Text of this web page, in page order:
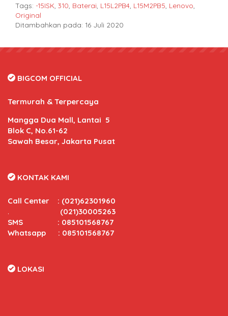
Tags: -15ISK 310 Baterai L15L2PB4 L15M2PB5 Lenovo
Original
Ditambahkan pada: 16 Juli 2020
BIGCOM OFFICIAL
Termurah & Terpercaya
Mangga Dua Mall, Lantai 5
Blok C, No.61-62
Sawah Besar, Jakarta Pusat
KONTAK KAMI
Call Center : (021)62301960
. (021)30005263
SMS : 085101568767
Whatsapp : 085101568767
LOKASI